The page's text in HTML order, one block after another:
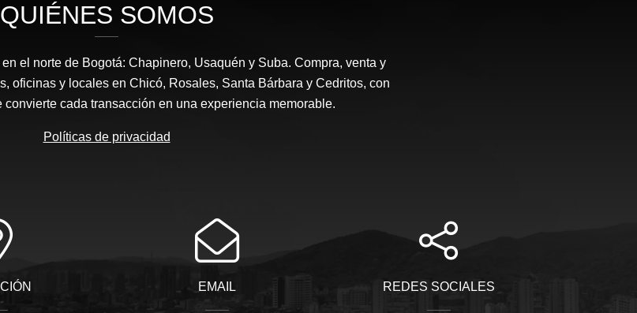
QUIÉNES SOMOS
el norte de Bogotá: Chapinero, Usaquén y Suba. Compra, venta y
oficinas y locales en Chicó, Rosales, Santa Bárbara y Cedritos, con
convierte cada transacción en una experiencia memorable.
Políticas de privacidad
EMAIL REDES SOCIALES